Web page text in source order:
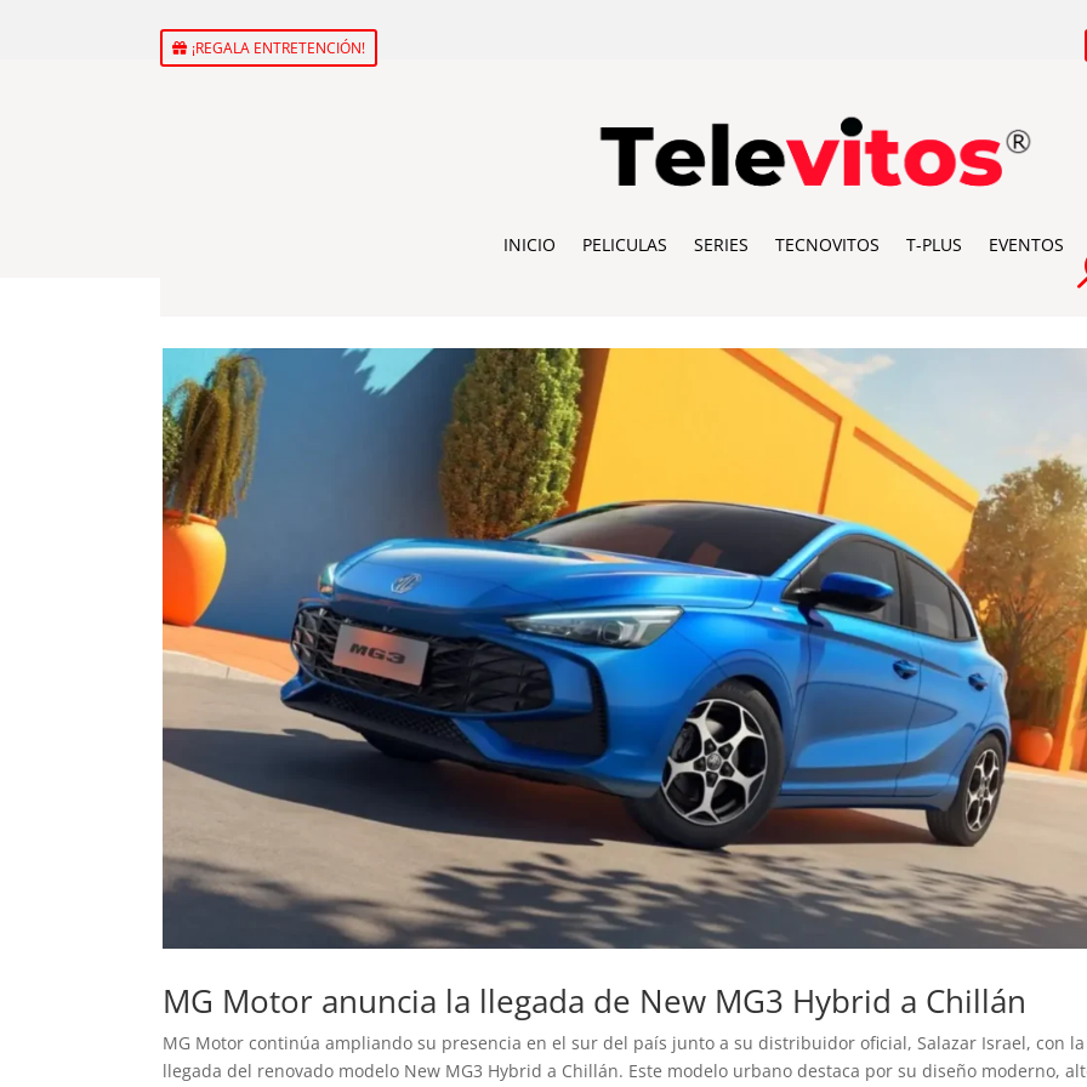
¡REGALA ENTRETENCIÓN!
INICIO PELICULAS SERIES TECNOVITOS T-PLUS EVENTOS
MG Motor anuncia la llegada de New MG3 Hybrid a Chillán
MG Motor continúa ampliando su presencia en el sur del país junto a su distribuidor oficial, Salazar Israel, con la
llegada del renovado modelo New MG3 Hybrid a Chillán. Este modelo urbano destaca por su diseño moderno,